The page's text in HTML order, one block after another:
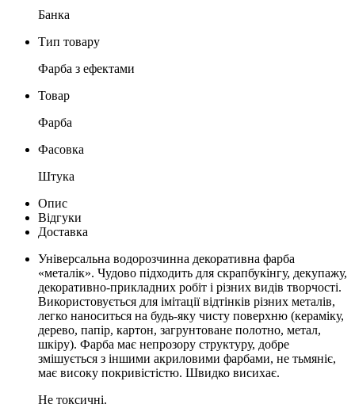
Банка
Тип товару
Фарба з ефектами
Товар
Фарба
Фасовка
Штука
Опис
Відгуки
Доставка
Універсальна водорозчинна декоративна фарба
«металік». Чудово підходить для скрапбукінгу, декупажу,
декоративно-прикладних робіт і різних видів творчості.
Використовується для імітації відтінків різних металів,
легко наноситься на будь-яку чисту поверхню (кераміку,
дерево, папір, картон, загрунтоване полотно, метал,
шкіру). Фарба має непрозору структуру, добре
змішується з іншими акриловими фарбами, не тьмяніє,
має високу покривістістю. Швидко висихає.
Не токсичні.